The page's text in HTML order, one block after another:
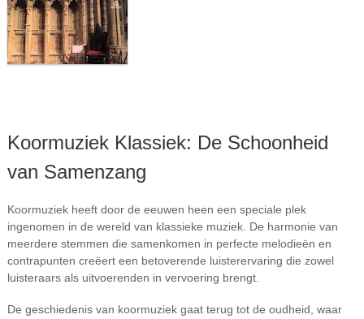
Koormuziek Klassiek: De Schoonheid
van Samenzang
Koormuziek heeft door de eeuwen heen een speciale plek
ingenomen in de wereld van klassieke muziek. De harmonie van
meerdere stemmen die samenkomen in perfecte melodieën en
contrapunten creëert een betoverende luisterervaring die zowel
luisteraars als uitvoerenden in vervoering brengt.
De geschiedenis van koormuziek gaat terug tot de oudheid, waar